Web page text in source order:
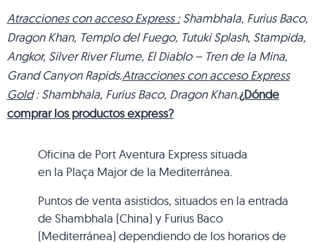
Atracciones con acceso Express :Shambhala, Furius Baco,
Dragon Khan, Templo del Fuego, Tutuki Splash, Stampida,
Angkor, Silver River Flume, El Diablo – Tren de la Mina,
Grand Canyon Rapids.Atracciones con acceso Express
Gold: Shambhala, Furius Baco, Dragon Khan.¿Dónde
comprar los productos express?
Oficina de Port Aventura Express situada
en la Plaça Major de la Mediterránea.
Puntos de venta asistidos, situados en la entrada
de Shambhala (China) y Furius Baco
(Mediterránea) dependiendo de los horarios de